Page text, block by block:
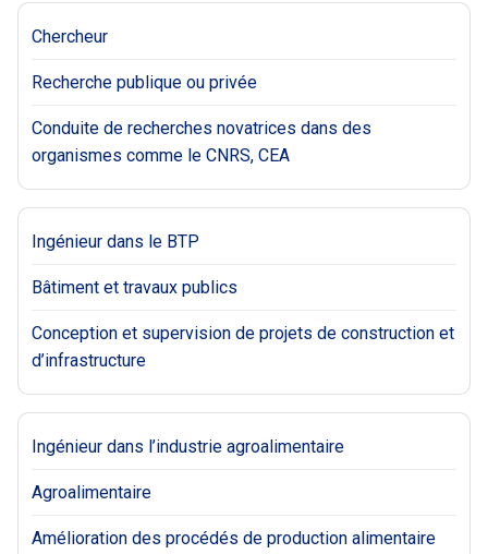
Chercheur
Recherche publique ou privée
Conduite de recherches novatrices dans des
organismes comme le CNRS, CEA
Ingénieur dans le BTP
Bâtiment et travaux publics
Conception et supervision de projets de construction et
d’infrastructure
Ingénieur dans l’industrie agroalimentaire
Agroalimentaire
Amélioration des procédés de production alimentaire